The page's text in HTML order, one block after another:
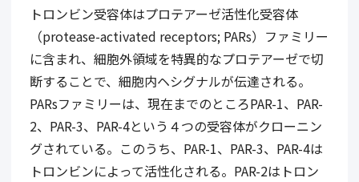
トロンビン受容体はプロテアーゼ活性化受容体
（protease-activated receptors; PARs）ファミリー
に含まれ、細胞外領域を特異的なプロテアーゼで切
断することで、細胞内ヘシグナルが伝達される。
PARsファミリーは、現在までのところPAR-1、PAR-
2、PAR-3、PAR-4という４つの受容体がクローニン
グされている。このうち、PAR-1、PAR-3、PAR-4は
トロンビンによって活性化される。PAR-2はトロン